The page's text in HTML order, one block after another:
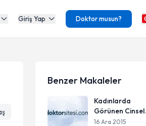
Giriş Yap Doktor musun?
Benzer Makaleler
Kadınlarda
Görünen Cinsel
İşlev Bozuklukları
16 Ara 2015